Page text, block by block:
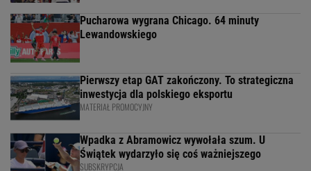
Pucharowa wygrana Chicago. 64 minuty
Lewandowskiego
Pierwszy etap GAT zakończony. To strategiczna
inwestycja dla polskiego eksportu
MATERIAŁ PROMOCYJNY
Wpadka z Abramowicz wywołała szum. U
Świątek wydarzyło się coś ważniejszego
SUBSKRYPCJA